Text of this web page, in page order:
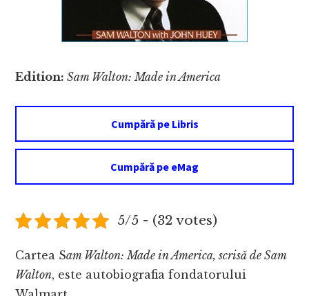
Edition:Sam Walton: Made in America
Cumpără pe Libris
Cumpără pe eMag
5/5 - (32 votes)
Cartea Sam Walton: Made in America, scrisă de Sam
Walton, este autobiografia fondatorului